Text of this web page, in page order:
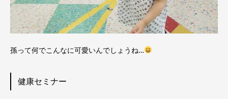
孫って何でこんなに可愛いんでしょうね…
健康セミナー